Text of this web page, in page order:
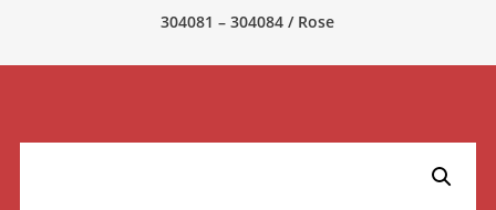
304081 – 304084 / Rose